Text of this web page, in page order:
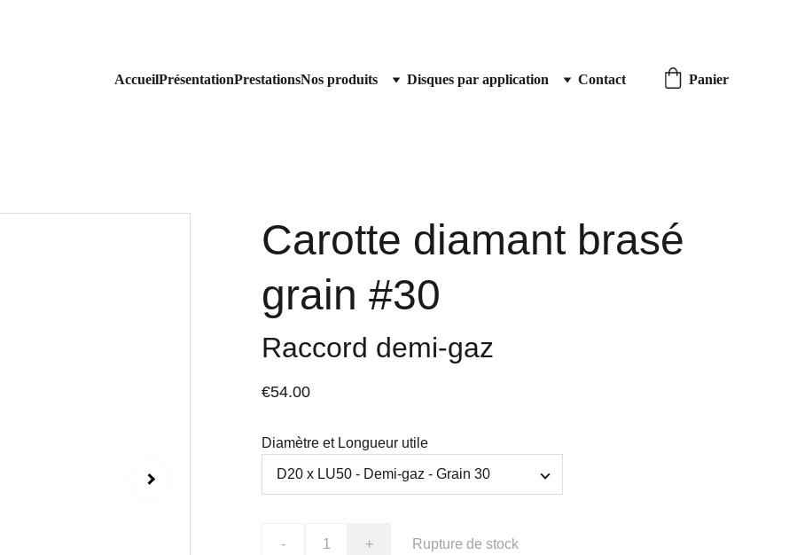
AccueilPrésentationPrestationsNos produits Disques par application Contact Panier
Carotte diamant brasé
grain #30
Raccord demi-gaz
€54.00
Diamètre et Longueur utile
- + Rupture de stock